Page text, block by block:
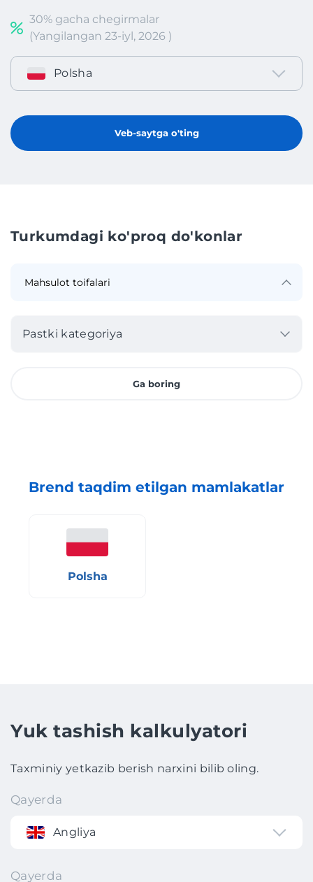
30% gacha chegirmalar
(Yangilangan 23-iyl, 2026 )
Polsha
Veb-saytga o'ting
Turkumdagi ko'proq do'konlar
Pastki kategoriya
Ga boring
Brend taqdim etilgan mamlakatlar
Polsha
Yuk tashish kalkulyatori
Taxminiy yetkazib berish narxini bilib oling.
Qayerda
Angliya
Qayerda